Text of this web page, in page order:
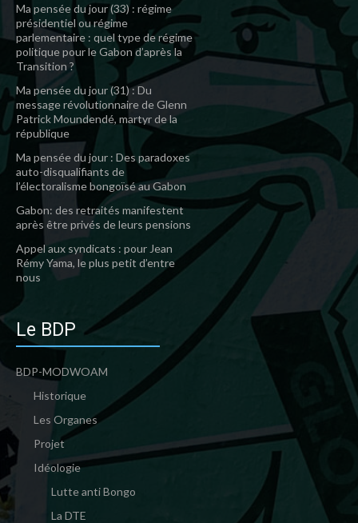
Ma pensée du jour (33) : régime
présidentiel ou régime
parlementaire : quel type de régime
politique pour le Gabon d’après la
Transition ?
Ma pensée du jour (31) : Du
message révolutionnaire de Glenn
Patrick Moundendé, martyr de la
république
Ma pensée du jour : Des paradoxes
auto-disqualifiants de
l’électoralisme bongoïsé au Gabon
Gabon: des retraités manifestent
après être privés de leurs pensions
Appel aux syndicats : pour Jean
Rémy Yama, le plus petit d’entre
nous
Le BDP
BDP-MODWOAM
Historique
Les Organes
Projet
Idéologie
Lutte anti Bongo
La DTE